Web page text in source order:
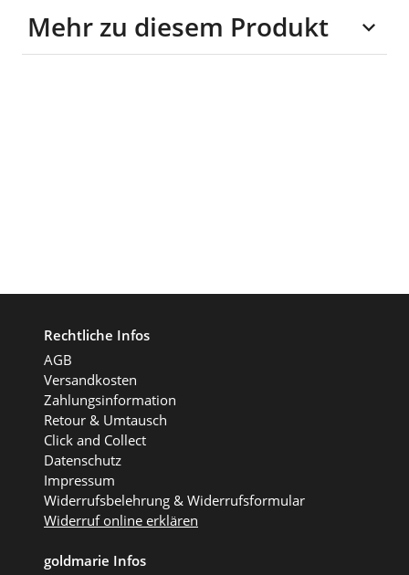
Mehr zu diesem Produkt
Rechtliche Infos
AGB
Versandkosten
Zahlungsinformation
Retour & Umtausch
Click and Collect
Datenschutz
Impressum
Widerrufsbelehrung & Widerrufsformular
Widerruf online erklären
goldmarie Infos